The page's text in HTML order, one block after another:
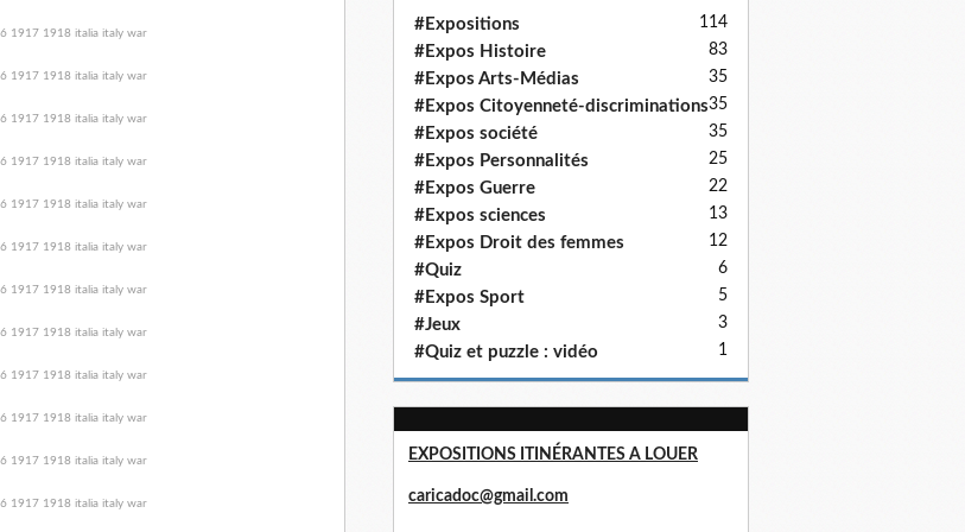
#Expositions 114
#Expos Histoire 83
#Expos Arts-Médias 35
#Expos Citoyenneté-discriminations35
#Expos société 35
#Expos Personnalités 25
#Expos Guerre 22
#Expos sciences 13
#Expos Droit des femmes 12
#Quiz 6
#Expos Sport 5
#Jeux 3
#Quiz et puzzle : vidéo 1
EXPOSITIONS ITINÉRANTES A LOUER
caricadoc@gmail.com